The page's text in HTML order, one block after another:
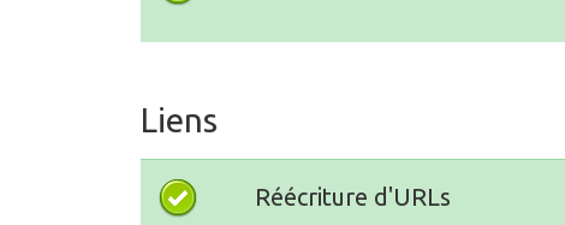
Liens
Réécriture d'URLs